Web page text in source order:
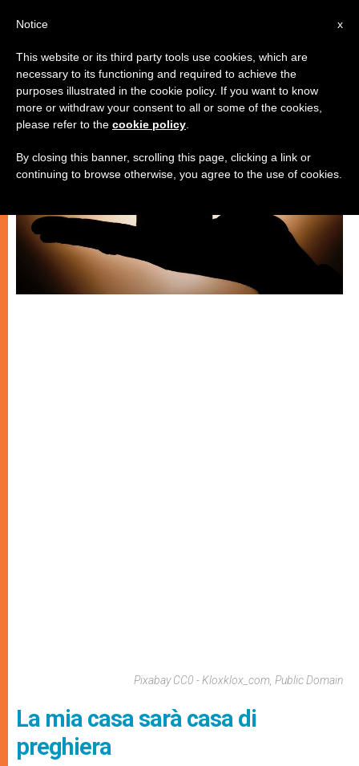
SPIRITUALITÀ E PREGHIERA
Pixabay CC0 - Kloxklox_com, Public Domain
La mia casa sarà casa di
preghiera
x
Notice
This website or its third party tools use cookies, which are
necessary to its functioning and required to achieve the
purposes illustrated in the cookie policy. If you want to know
more or withdraw your consent to all or some of the cookies,
please refer to the cookie policy
By closing this banner, scrolling this page, clicking a link or
continuing to browse otherwise, you agree to the use of cookies.